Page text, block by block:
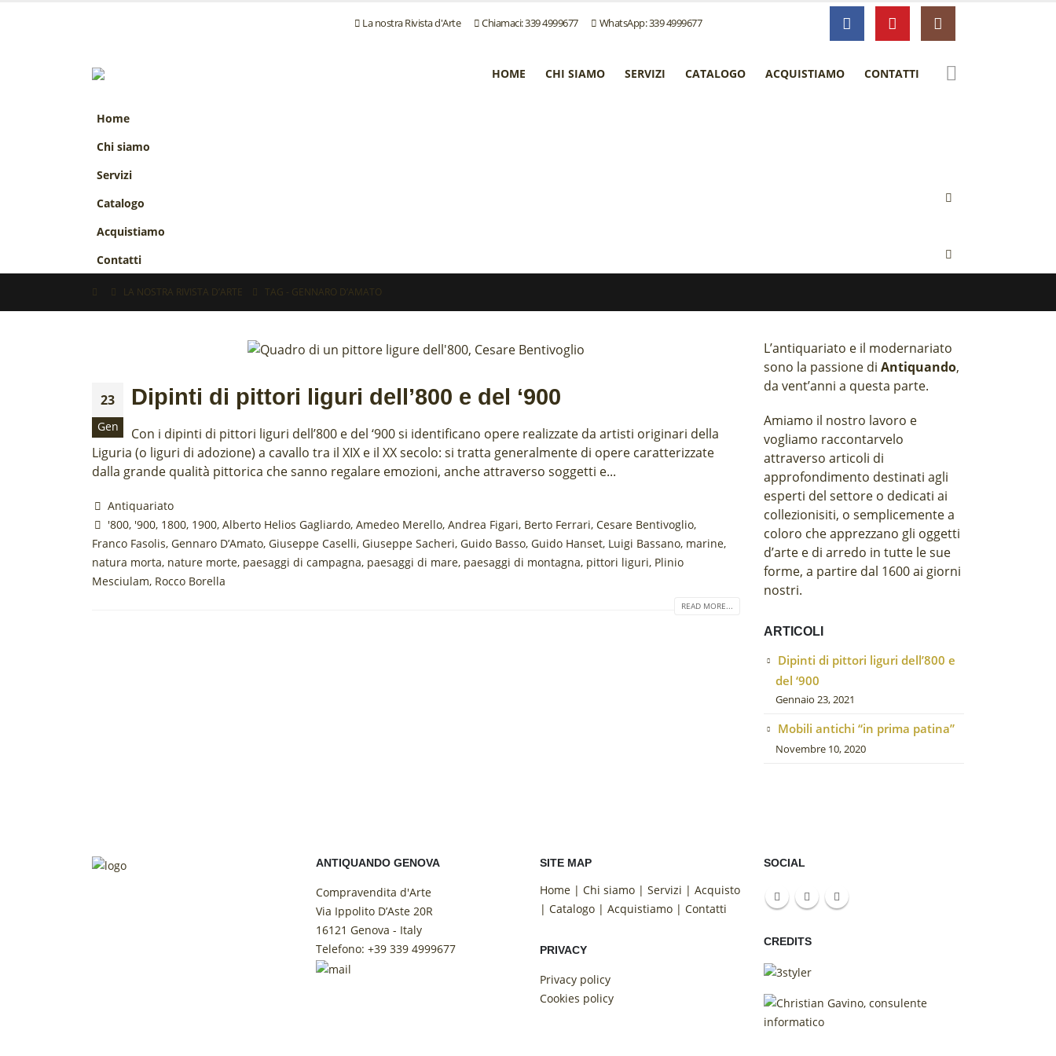
La nostra Rivista d'Arte Chiamaci: 339 4999677 WhatsApp: 339 4999677
HOME CHI SIAMO SERVIZI CATALOGO ACQUISTIAMO CONTATTI
Home
Chi siamo
Servizi
Catalogo
Acquistiamo
Contatti
LA NOSTRA RIVISTA D’ARTE TAG - GENNARO D’AMATO
23
Gen
Dipinti di pittori liguri dell’800 e del ‘900
Con i dipinti di pittori liguri dell’800 e del ‘900 si identificano opere realizzate da artisti originari della
Liguria (o liguri di adozione) a cavallo tra il XIX e il XX secolo: si tratta generalmente di opere caratterizzate
dalla grande qualità pittorica che sanno regalare emozioni, anche attraverso soggetti e...
Antiquariato
'800, '900, 1800, 1900,Alberto Helios Gagliardo,Amedeo Merello,Andrea Figari, Berto Ferrari,Cesare Bentivoglio,
Franco Fasolis, Gennaro D’Amato, Giuseppe Caselli, Giuseppe Sacheri, Guido Basso, Guido Hanset, Luigi Bassano, marine,
natura morta, nature morte, paesaggi di campagna, paesaggi di mare, paesaggi di montagna, pittori liguri, Plinio
Mesciulam, Rocco Borella
READ MORE...
L’antiquariato e il modernariato
sono la passione di Antiquando,
da vent’anni a questa parte.
Amiamo il nostro lavoro e
vogliamo raccontarvelo
attraverso articoli di
approfondimento destinati agli
esperti del settore o dedicati ai
collezionisiti, o semplicemente a
coloro che apprezzano gli oggetti
d’arte e di arredo in tutte le sue
forme, a partire dal 1600 ai giorni
nostri.
ARTICOLI
Dipinti di pittori liguri dell’800 e
del ‘900
Gennaio 23, 2021
Mobili antichi “in prima patina”
Novembre 10, 2020
ANTIQUANDO GENOVA
Compravendita d'Arte
Via Ippolito D’Aste 20R
16121 Genova - Italy
Telefono: +39 339 4999677
SITE MAP
Home | Chi siamo | Servizi | Acquisto
| Catalogo | Acquistiamo | Contatti
PRIVACY
Privacy policy
Cookies policy
SOCIAL
CREDITS